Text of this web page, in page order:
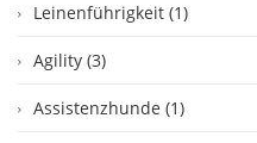
Leinenführigkeit (1)
Agility (3)
Assistenzhunde (1)